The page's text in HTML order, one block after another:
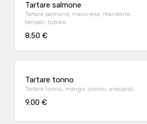
Tartare salmone
Tartare salmone, maionese, mandorle,
teriyaki, tobiko
8.50 €
Tartare tonno
Tartare tonno, mango, ponzu, anacardi
9.00 €